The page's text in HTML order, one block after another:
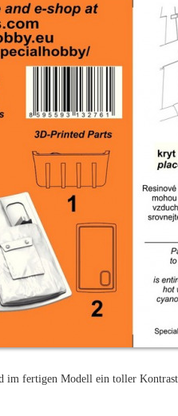
im fertigen Modell ein toller Kontrast